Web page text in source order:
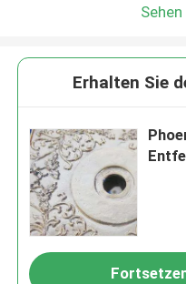
Erhalten Sie